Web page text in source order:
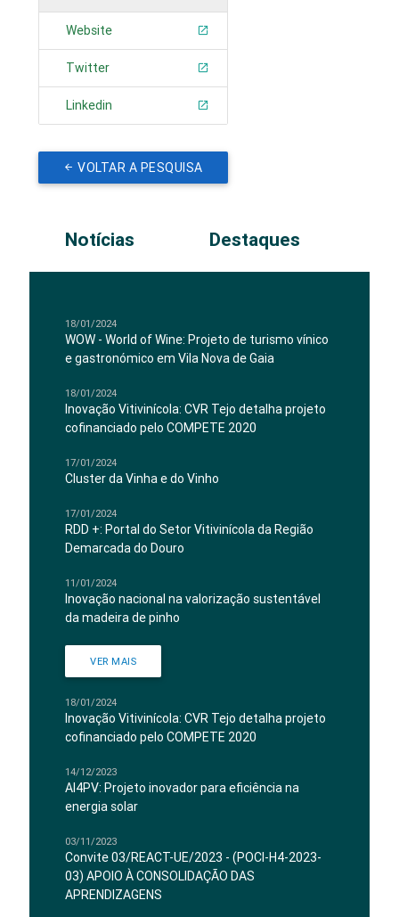
Website
Twitter
Linkedin
VOLTAR A PESQUISA
Notícias Destaques
18/01/2024
WOW - World of Wine: Projeto de turismo vínico
e gastronómico em Vila Nova de Gaia
18/01/2024
Inovação Vitivinícola: CVR Tejo detalha projeto
cofinanciado pelo COMPETE 2020
17/01/2024
Cluster da Vinha e do Vinho
17/01/2024
RDD +: Portal do Setor Vitivinícola da Região
Demarcada do Douro
11/01/2024
Inovação nacional na valorização sustentável
da madeira de pinho
VER MAIS
18/01/2024
Inovação Vitivinícola: CVR Tejo detalha projeto
cofinanciado pelo COMPETE 2020
14/12/2023
AI4PV: Projeto inovador para eficiência na
energia solar
03/11/2023
Convite 03/REACT-UE/2023 - (POCI-H4-2023-
03) APOIO À CONSOLIDAÇÃO DAS
APRENDIZAGENS